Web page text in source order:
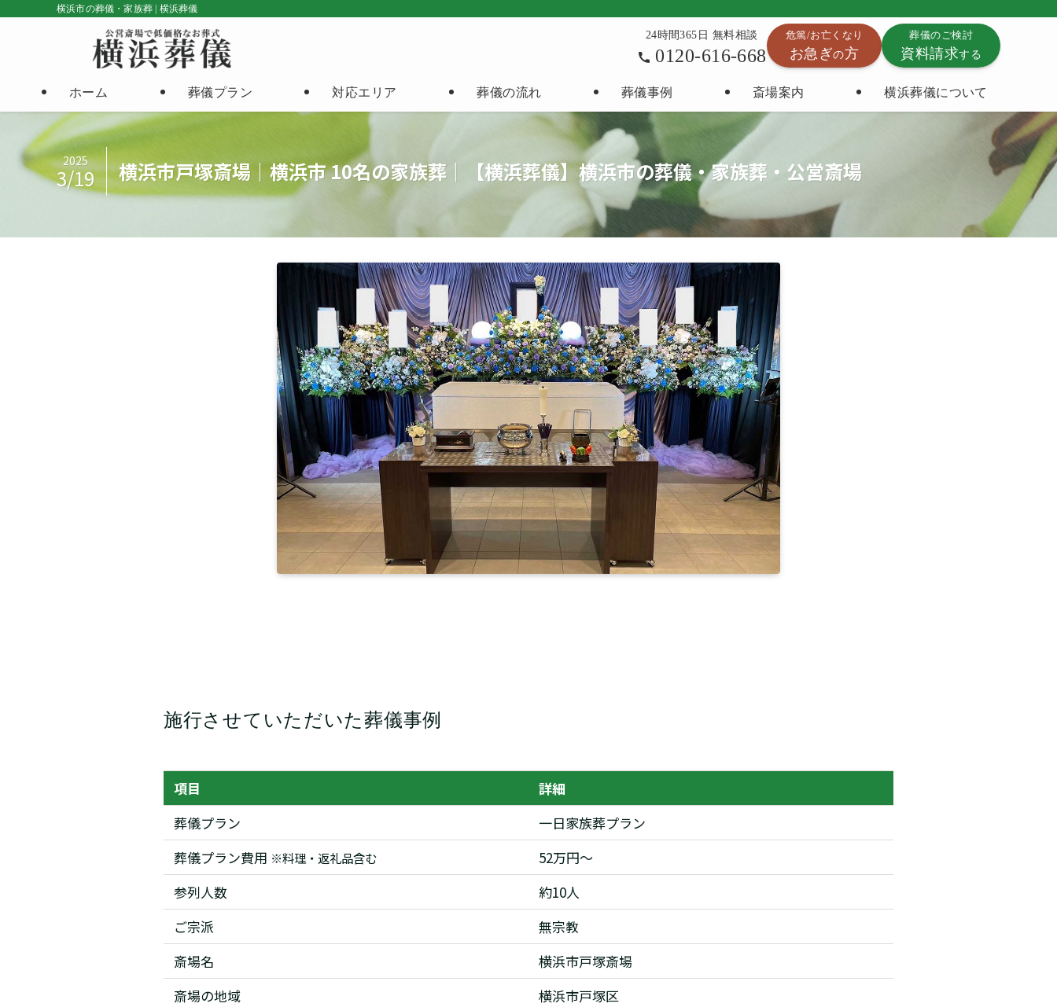
横浜市の葬儀・家族葬 | 横浜葬儀
ホーム 葬儀プラン 対応エリア 葬儀の流れ 葬儀事例 斎場案内 横浜葬儀について
24時間365日 無料相談
0120-616-668
危篤/お亡くなり
お急ぎの方
葬儀のご検討
資料請求する
横浜市戸塚斎場｜横浜市 10名の家族葬｜【横浜葬儀】横浜市の葬儀・家族葬・公営斎場
2025
3/19
施行させていただいた葬儀事例
項目
詳細
葬儀プラン
一日家族葬プラン
葬儀プラン費用 ※料理・返礼品含む
52万円〜
参列人数
約10人
ご宗派
無宗教
斎場名
横浜市戸塚斎場
斎場の地域
横浜市戸塚区